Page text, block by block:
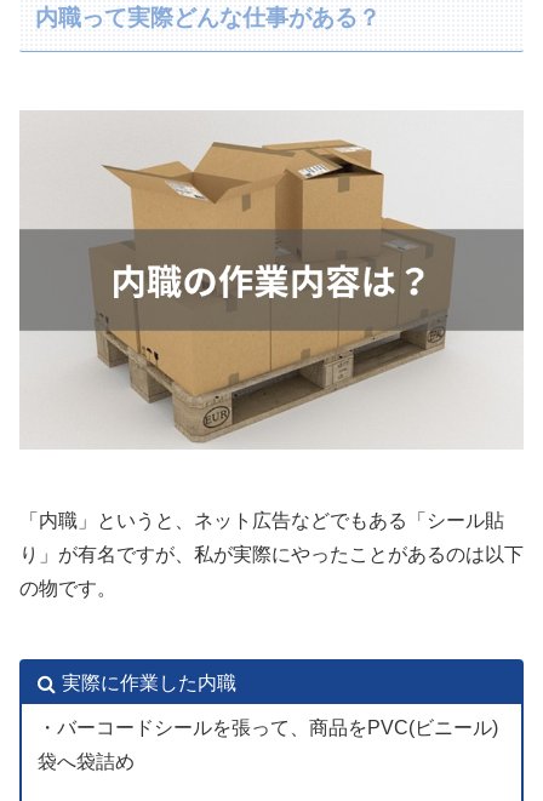
内職って実際どんな仕事がある？
「内職」というと、ネット広告などでもある「シール貼
り」が有名ですが、私が実際にやったことがあるのは以下
の物です。
実際に作業した内職
・バーコードシールを張って、商品をPVC(ビニール)
袋へ袋詰め